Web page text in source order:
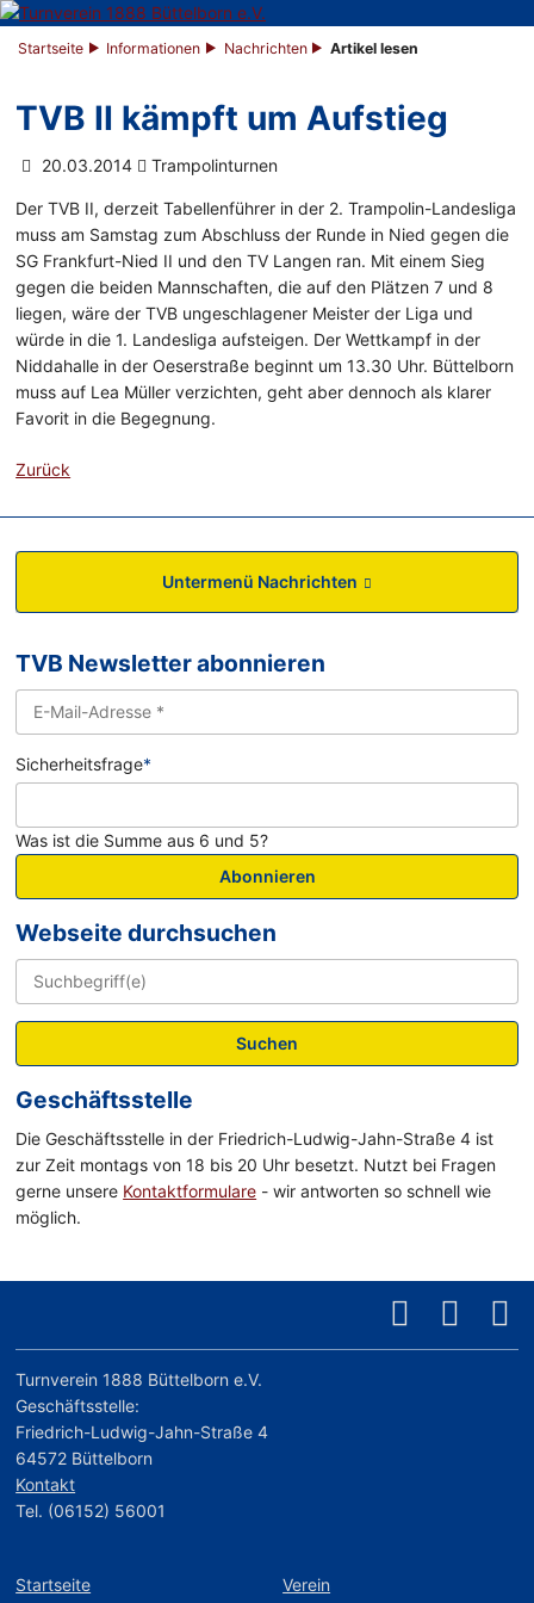
Startseite Informationen Nachrichten Artikel lesen
TVB II kämpft um Aufstieg
20.03.2014 Trampolinturnen
DerTVB II, derzeit Tabellenführer in der 2. Trampolin-Landesliga
muss am Samstag zum Abschluss der Runde in Nied gegen die
SG Frankfurt-Nied II und den TV Langen ran. Mit einem Sieg
gegen die beiden Mannschaften, die auf den Plätzen 7 und 8
liegen, wäre derTVB ungeschlagener Meister der Liga und
würde in die 1. Landesliga aufsteigen. Der Wettkampf in der
Niddahalle in derOeserstraße beginnt um 13.30 Uhr. Büttelborn
muss auf Lea Müller verzichten, geht aber dennoch als klarer
Favorit in die Begegnung.
Zurück
Untermenü Nachrichten
TVB Newsletter abonnieren
Sicherheitsfrage*
Was ist die Summe aus 6 und 5?
Abonnieren
Webseite durchsuchen
Suchen
Geschäftsstelle
Die Geschäftsstelle in der Friedrich-Ludwig-Jahn-Straße 4 ist
zur Zeit montags von 18 bis 20 Uhr besetzt. Nutzt bei Fragen
gerne unsere Kontaktformulare - wir antworten so schnell wie
möglich.
Turnverein 1888 Büttelborn e.V.
Geschäftsstelle:
Friedrich-Ludwig-Jahn-Straße 4
64572 Büttelborn
Kontakt
Tel. (06152) 56001
Startseite
Verein